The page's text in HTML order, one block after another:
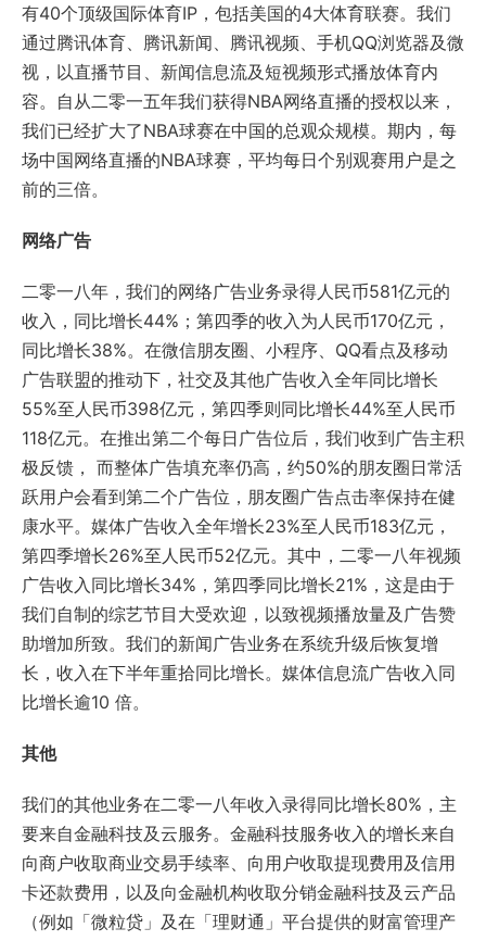
有40个顶级国际体育IP，包括美国的4大体育联赛。我们
通过腾讯体育、腾讯新闻、腾讯视频、手机QQ浏览器及微
视，以直播节目、新闻信息流及短视频形式播放体育内
容。自从二零一五年我们获得NBA网络直播的授权以来，
我们已经扩大了NBA球赛在中国的总观众规模。期内，每
场中国网络直播的NBA球赛，平均每日个别观赛用户是之
前的三倍。
网络广告
二零一八年，我们的网络广告业务录得人民币581亿元的
收入，同比增长44%；第四季的收入为人民币170亿元，
同比增长38%。在微信朋友圈、小程序、QQ看点及移动
广告联盟的推动下，社交及其他广告收入全年同比增长
55%至人民币398亿元，第四季则同比增长44%至人民币
118亿元。在推出第二个每日广告位后，我们收到广告主积
极反馈， 而整体广告填充率仍高，约50%的朋友圈日常活
跃用户会看到第二个广告位，朋友圈广告点击率保持在健
康水平。媒体广告收入全年增长23%至人民币183亿元，
第四季增长26%至人民币52亿元。其中，二零一八年视频
广告收入同比增长34%，第四季同比增长21%，这是由于
我们自制的综艺节目大受欢迎，以致视频播放量及广告赞
助增加所致。我们的新闻广告业务在系统升级后恢复增
长，收入在下半年重拾同比增长。媒体信息流广告收入同
比增长逾10 倍。
其他
我们的其他业务在二零一八年收入录得同比增长80%，主
要来自金融科技及云服务。金融科技服务收入的增长来自
向商户收取商业交易手续率、向用户收取提现费用及信用
卡还款费用，以及向金融机构收取分销金融科技及云产品
（例如「微粒贷」及在「理财通」平台提供的财富管理产